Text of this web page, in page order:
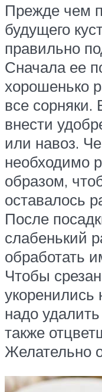
Прежде чем
будущего
правильно
Сначала ее
хорошенько
все
внести
или навоз.
необходимо
образом,
оставалось
После
слабенький
обработать
Чтобы
укоренились
надо
также
Желательно